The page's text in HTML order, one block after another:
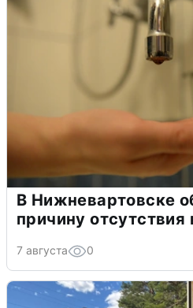
В Нижневартовске
причину отсутствия
7 августа 0